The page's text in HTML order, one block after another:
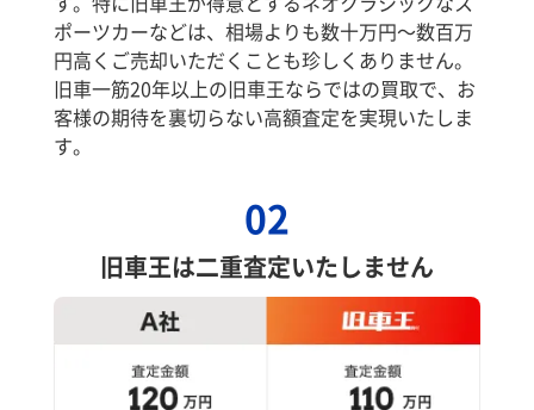
ポーツカーなどは、相場よりも数十万円～数百万
円高くご売却いただくことも珍しくありません。
旧車一筋20年以上の旧車王ならではの買取で、お
客様の期待を裏切らない高額査定を実現いたしま
す。
02
旧車王は二重査定いたしません